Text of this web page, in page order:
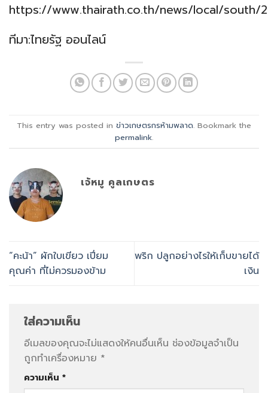
https://www.thairath.co.th/news/local/south/
ทีมา:ไทยรัฐ ออนไลน์
This entry was posted in ข่าวเกษตรกรห้ามพลาด. Bookmark the
permalink.
เจ้หมู คูลเกษตร
“คะน้า” ผักใบเขียว เปี่ยม
คุณค่า ที่ไม่ควรมองข้าม
พริก ปลูกอย่างไรให้เก็บขายได้
เงิน
ใส่ความเห็น
อีเมลของคุณจะไม่แสดงให้คนอื่นเห็น ช่องข้อมูลจำเป็น
ถูกทำเครื่องหมาย *
ความเห็น *